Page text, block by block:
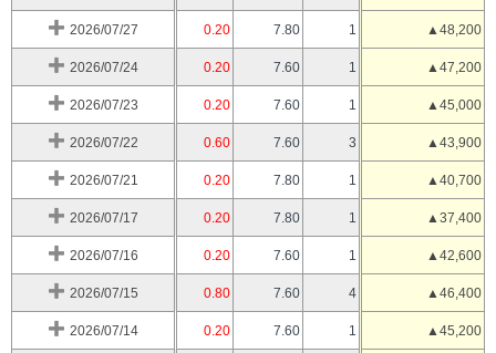
2026/07/27 0.20 7.80 1 ▲48,200
2026/07/24 0.20 7.60 1 ▲47,200
2026/07/23 0.20 7.60 1 ▲45,000
2026/07/22 0.60 7.60 3 ▲43,900
2026/07/21 0.20 7.80 1 ▲40,700
2026/07/17 0.20 7.80 1 ▲37,400
2026/07/16 0.20 7.60 1 ▲42,600
2026/07/15 0.80 7.60 4 ▲46,400
2026/07/14 0.20 7.60 1 ▲45,200